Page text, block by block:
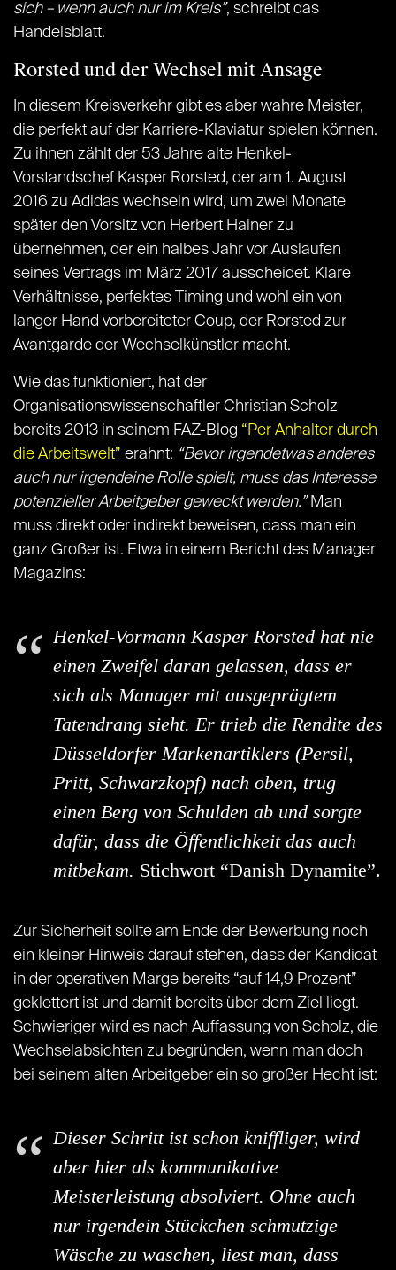
sich – wenn auch nur im Kreis”, schreibt das
Handelsblatt.
Rorsted und der Wechsel mit Ansage
In diesem Kreisverkehr gibt es aber wahre Meister,
die perfekt auf der Karriere-Klaviatur spielen können.
Zu ihnen zählt der 53 Jahre alte Henkel-
Vorstandschef Kasper Rorsted, der am 1. August
2016 zu Adidas wechseln wird, um zwei Monate
später den Vorsitz von Herbert Hainer zu
übernehmen, der ein halbes Jahr vor Auslaufen
seines Vertrags im März 2017 ausscheidet. Klare
Verhältnisse, perfektes Timing und wohl ein von
langer Hand vorbereiteter Coup, der Rorsted zur
Avantgarde der Wechselkünstler macht.
Wie das funktioniert, hat der
Organisationswissenschaftler Christian Scholz
bereits 2013 in seinem FAZ-Blog “Per Anhalter durch
die Arbeitswelt” erahnt: “Bevor irgendetwas anderes
auch nur irgendeine Rolle spielt, muss das Interesse
potenzieller Arbeitgeber geweckt werden.”Man
muss direkt oder indirekt beweisen, dass man ein
ganz Großer ist. Etwa in einem Bericht des Manager
Magazins:
Henkel-Vormann Kasper Rorsted hat nie
einen Zweifel daran gelassen, dass er
sich als Manager mit ausgeprägtem
Tatendrang sieht. Er trieb die Rendite des
Düsseldorfer Markenartiklers (Persil,
Pritt, Schwarzkopf) nach oben, trug
einen Berg von Schulden ab und sorgte
dafür, dass die Öffentlichkeit das auch
mitbekam. Stichwort “Danish Dynamite”.
Zur Sicherheit sollte am Ende der Bewerbung noch
ein kleiner Hinweis darauf stehen, dass der Kandidat
in der operativen Marge bereits “auf 14,9 Prozent”
geklettert ist und damit bereits über dem Ziel liegt.
Schwieriger wird es nach Auffassung von Scholz, die
Wechselabsichten zu begründen, wenn man doch
bei seinem alten Arbeitgeber ein so großer Hecht ist:
Dieser Schritt ist schon kniffliger, wird
aber hier als kommunikative
Meisterleistung absolviert. Ohne auch
nur irgendein Stückchen schmutzige
Wäsche zu waschen, liest man, dass